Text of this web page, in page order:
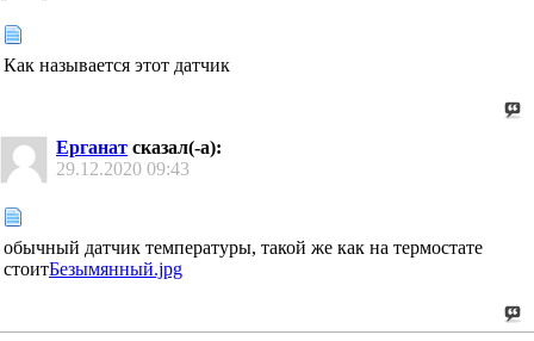
Как называется этот датчик
Ерганат сказал(-а):
29.12.2020 09:43
обычный датчик температуры, такой же как на термостате
стоитБезымянный.jpg